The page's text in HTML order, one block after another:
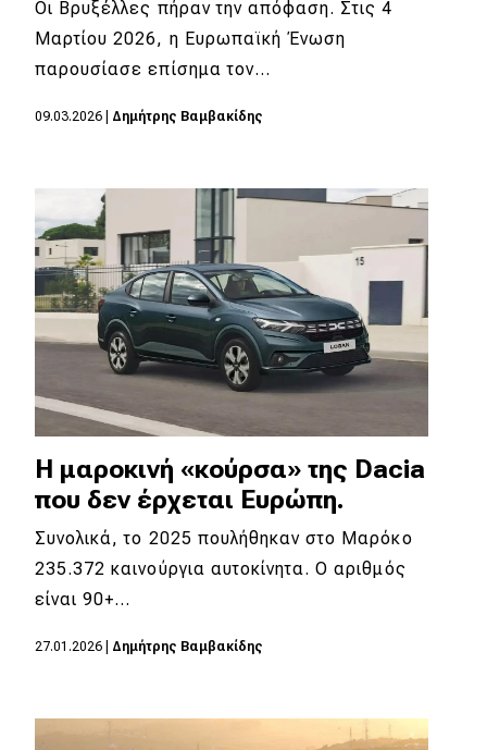
Ελλάδα
Κόσμος
Απόψεις
Test Drive
Δοκιμή
Αποστολή
Συγκρίνουμε
Αγώνες
Formula 1
WRC
Motorsport
Eco
Οι Βρυξέλλες πήραν την απόφαση. Στις 4
Μαρτίου 2026, η Ευρωπαϊκή Ένωση
παρουσίασε επίσημα τον…
09.03.2026 Δημήτρης Βαμβακίδης
Η μαροκινή «κούρσα» της Dacia
που δεν έρχεται Ευρώπη.
Συνολικά, το 2025 πουλήθηκαν στο Μαρόκο
235.372 καινούργια αυτοκίνητα. Ο αριθμός
είναι 90+…
27.01.2026 Δημήτρης Βαμβακίδης